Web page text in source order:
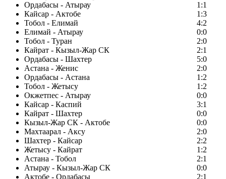
Ордабасы - Атырау
1:1
Кайсар - Актобе
1:3
Тобол - Елимай
4:2
Елимай - Атырау
0:0
Тобол - Туран
2:0
Кайрат - Кызыл-Жар СК
2:1
Ордабасы - Шахтер
5:0
Астана - Женис
2:0
Ордабасы - Астана
1:2
Тобол - Жетысу
1:2
Окжетпес - Атырау
0:0
Кайсар - Каспий
3:1
Кайрат - Шахтер
0:0
Кызыл-Жар СК - Актобе
0:0
Махтаарал - Аксу
2:0
Шахтер - Кайсар
2:2
Жетысу - Кайрат
1:2
Астана - Тобол
2:1
Атырау - Кызыл-Жар СК
0:0
Актобе - Ордабасы
2:1